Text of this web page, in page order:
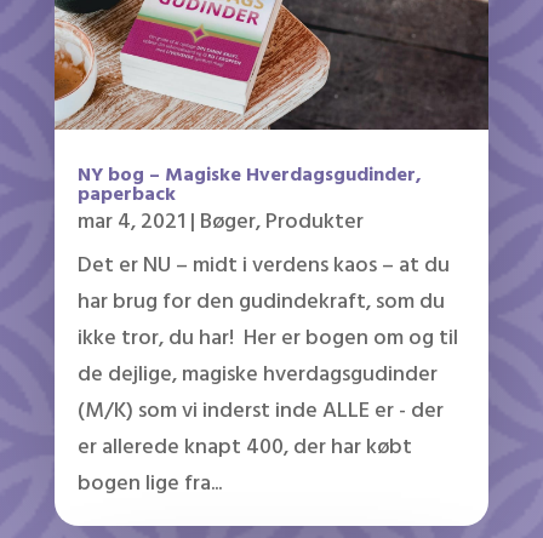
NY bog – Magiske Hverdagsgudinder,
paperback
mar 4, 2021 | Bøger,Produkter
Det er NU – midt i verdens kaos – at du
har brug for den gudindekraft, som du
ikke tror, du har! Her er bogen om og til
de dejlige, magiske hverdagsgudinder
(M/K) som vi inderst inde ALLE er - der
er allerede knapt 400, der har købt
bogen lige fra...